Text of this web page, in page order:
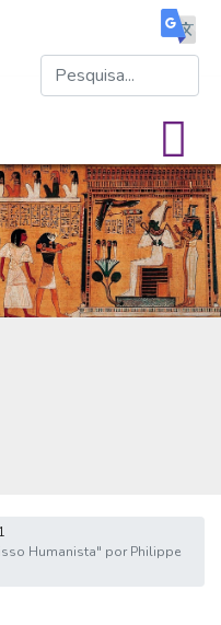
Humanista" por Philippe